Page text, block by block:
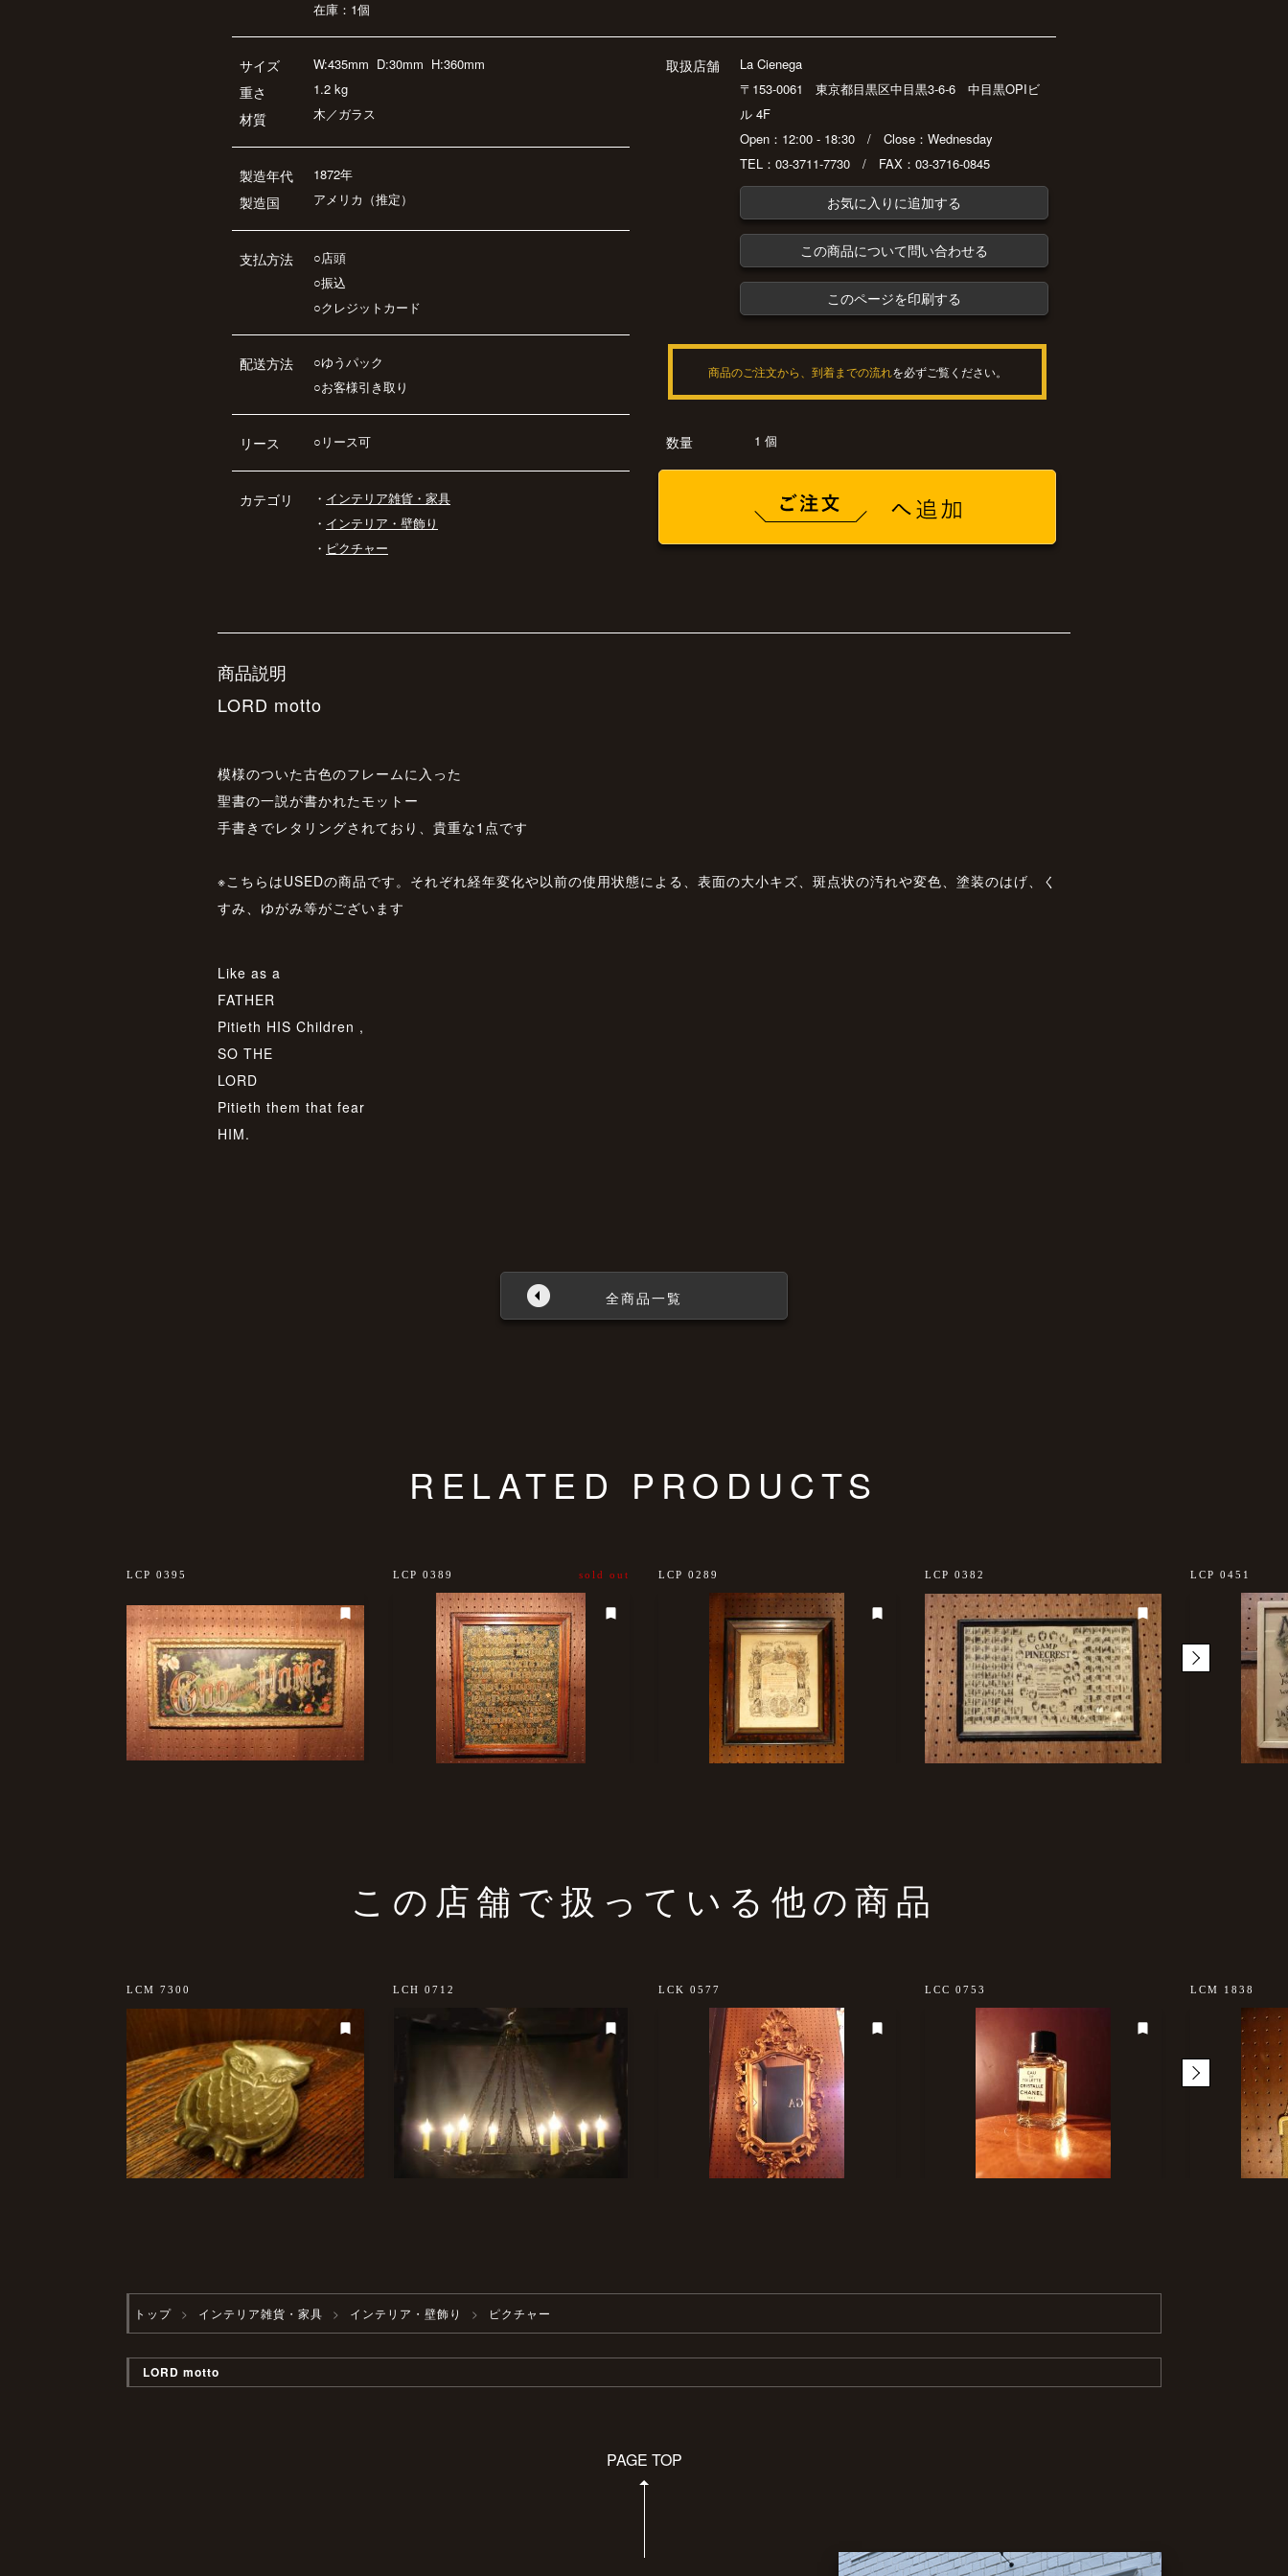
在庫：1個
サイズ
重さ
材質
W:435mm D:30mm H:360mm
1.2 kg
木／ガラス
製造年代
製造国
1872年
アメリカ（推定）
支払方法
○店頭
○振込
○クレジットカード
配送方法
○ゆうパック
○お客様引き取り
リース ○リース可
カテゴリ ・ インテリア雑貨・家具
・ インテリア・壁飾り
・ ピクチャー
取扱店舗
La Cienega
〒153-0061 東京都目黒区中目黒3-6-6 中目黒OPIビ
ル 4F
Open：12:00 - 18:30 / Close：Wednesday
TEL：03-3711-7730 / FAX：03-3716-0845
お気に入りに追加する
この商品について問い合わせる
このページを印刷する
商品のご注文から、到着までの流れを必ずご覧ください。
数量 1 個
商品説明
LORD motto
模様のついた古色のフレームに入った
聖書の一説が書かれたモットー
手書きでレタリングされており、貴重な1点です
※こちらはUSEDの商品です。それぞれ経年変化や以前の使用状態による、表面の大小キズ、斑点状の汚れや変色、塗装のはげ、く
すみ、ゆがみ等がございます
Like as a
FATHER
Pitieth HIS Children ,
SO THE
LORD
Pitieth them that fear
HIM.
全商品一覧
RELATED PRODUCTS
LCP 0395 LCP 0389 sold out LCP 0289 LCP 0382 LCP 0451
この店舗で扱っている他の商品
LCM 7300 LCH 0712 LCK 0577 LCC 0753 LCM 1838
トップ インテリア雑貨・家具 インテリア・壁飾り ピクチャー
LORD motto
PAGE TOP